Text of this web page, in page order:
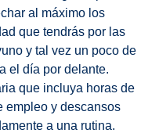
al máximo los
que tendrás por las
y tal vez un poco de
el día por delante.
que incluya horas de
empleo y descansos
a una rutina.